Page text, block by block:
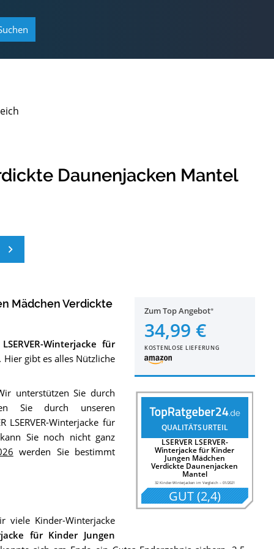
Daunenjacken Mantel
Zum Top Angebot
34,99 €
KOSTENLOSE LIEFERUNG
QUALITÄTSURTEIL
LSERVER LSERVER-
Winterjacke für Kinder
Jungen Mädchen
Verdickte Daunenjacken
Mantel
32 Kinder-Winterjacken im Vergleich– 01/2021
GUT(2,4)
Mädchen Verdickte
LSERVER-Winterjacke für
. Hier gibt es alles Nützliche
unterstützen Sie durch
Sie durch unseren
LSERVER-Winterjacke für
Sie noch nicht ganz
werden Sie bestimmt
viele Kinder-Winterjacke
für Kinder Jungen